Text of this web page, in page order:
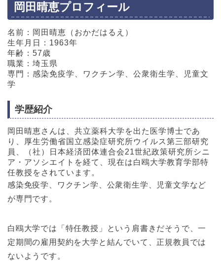
岡田晴恵プロフィール
名前：岡田晴恵（おかだはるえ）
生年月日：1963年
年齢：57歳
職業：埼玉県
専門：感染免疫学、ワクチン学、公衆衛生学、児童文
学
学歴紹介
岡田晴恵さんは、共立薬科大学を出た医学博士であ
り、厚生労働省国立感染症研究所ウイルス第三部研究
員、（社）日本経済団体連合会21世紀政策研究所シニ
ア・アソシエイトを経て、現在は白鴎大学教育学部特
任教授をされています。
感染免疫学、ワクチン学、公衆衛生学、児童文学など
が専門です。
白鴎大学では「特任教授」という肩書きだそうで、一
定期間の雇用契約を大学と結んでいて、正規教員では
ないようです。